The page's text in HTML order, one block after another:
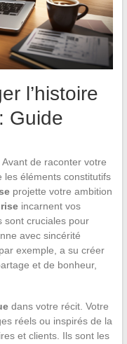
l’histoire
Guide
Avant de raconter votre
les éléments constitutifs
projette votre ambition
incarnent vos
sont cruciales pour
avec sincérité
exemple, a su créer
et de bonheur,
dans votre récit. Votre
réels ou inspirés de la
et clients. Ils sont les